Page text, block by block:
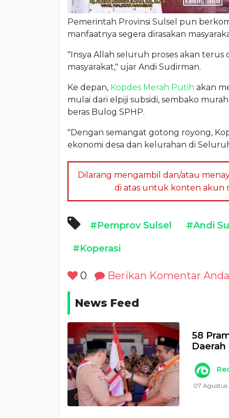
Pemerintah Provinsi Sulsel pun
manfaatnya segera dirasakan
"Insya Allah seluruh proses akan
masyarakat," ujar Andi Sudirman.
Ke depan, Kopdes Merah Putih akan
mulai dari elpiji subsidi, sembako
beras Bulog SPHP.
"Dengan semangat gotong royong,
ekonomi desa dan kelurahan di
Dilarang mengambil dan/atau
di atas untuk konten akun
#Pemprov Sulsel #Andi
#Koperasi
0 Berikan Komentar Anda
News Feed
58
07 Agustus